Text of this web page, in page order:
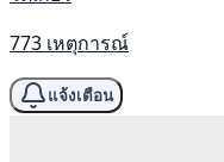
773 เหตุการณ์
แจ้งเตือน